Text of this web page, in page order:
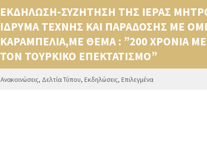
ΕΚΔΗΛΩΣΗ-ΣΥΖΗΤΗΣΗ ΤΗΣ ΙΕΡΑΣ
ΙΔΡΥΜΑ ΤΕΧΝΗΣ ΚΑΙ ΠΑΡΑΔΟΣΗΣ ΜΕ
ΚΑΡΑΜΠΕΛΙΑ,ΜΕ ΘΕΜΑ : ”200 ΧΡΟΝΙΑ
ΤΟΝ ΤΟΥΡΚΙΚΟ ΕΠΕΚΤΑΤΙΣΜΟ”
Ανακοινώσεις, Δελτία Τύπου, Εκδηλώσεις, Επιλεγμένα